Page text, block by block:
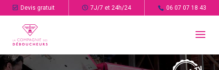
Devis gratuit 7J/7 et 24h/24 06 07 07 18 43